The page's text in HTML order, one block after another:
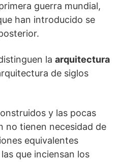
guerra mundial,
han introducido se
la arquitectura
de siglos
y las pocas
no tienen necesidad de
equivalentes
que inciensan los